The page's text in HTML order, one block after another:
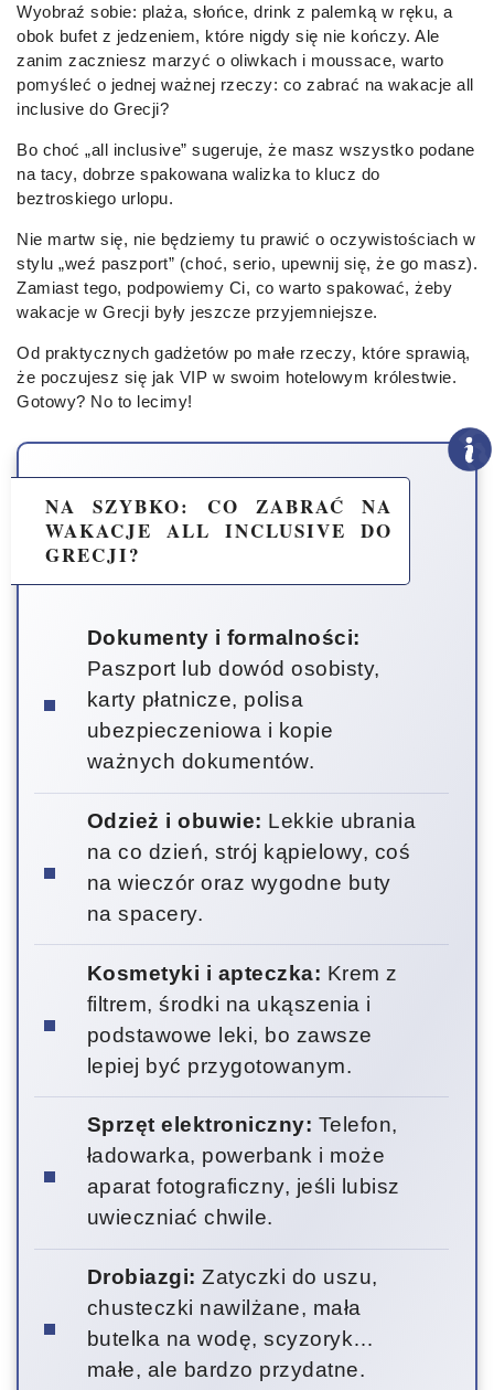
Wyobraź sobie: plaża, słońce, drink z palemką w ręku, a
obok bufet z jedzeniem, które nigdy się nie kończy. Ale
zanim zaczniesz marzyć o oliwkach i moussace, warto
pomyśleć o jednej ważnej rzeczy: co zabrać na wakacje all
inclusive do Grecji?
Bo choć „all inclusive” sugeruje, że masz wszystko podane
na tacy, dobrze spakowana walizka to klucz do
beztroskiego urlopu.
Nie martw się, nie będziemy tu prawić o oczywistościach w
stylu „weź paszport” (choć, serio, upewnij się, że go masz).
Zamiast tego, podpowiemy Ci, co warto spakować, żeby
wakacje w Grecji były jeszcze przyjemniejsze.
Od praktycznych gadżetów po małe rzeczy, które sprawią,
że poczujesz się jak VIP w swoim hotelowym królestwie.
Gotowy? No to lecimy!
NA SZYBKO: CO ZABRAĆ NA
WAKACJE ALL INCLUSIVE DO
GRECJI?
Dokumenty i formalności:
Paszport lub dowód osobisty,
karty płatnicze, polisa
ubezpieczeniowa i kopie
ważnych dokumentów.
Odzież i obuwie: Lekkie ubrania
na co dzień, strój kąpielowy, coś
na wieczór oraz wygodne buty
na spacery.
Kosmetyki i apteczka: Krem z
filtrem, środki na ukąszenia i
podstawowe leki, bo zawsze
lepiej być przygotowanym.
Sprzęt elektroniczny: Telefon,
ładowarka, powerbank i może
aparat fotograficzny, jeśli lubisz
uwieczniać chwile.
Drobiazgi: Zatyczki do uszu,
chusteczki nawilżane, mała
butelka na wodę, scyzoryk…
małe, ale bardzo przydatne.